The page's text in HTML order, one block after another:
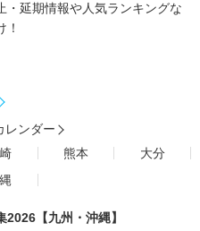
・延期情報や人気ランキングな
！
レンダー
熊本
大分
2026【九州・沖縄】